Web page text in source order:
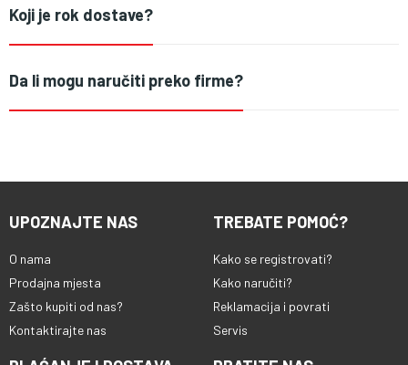
Koji je rok dostave?
Da li mogu naručiti preko firme?
UPOZNAJTE NAS
O nama
Prodajna mjesta
Zašto kupiti od nas?
Kontaktirajte nas
TREBATE POMOĆ?
Kako se registrovati?
Kako naručiti?
Reklamacija i povrati
Servis